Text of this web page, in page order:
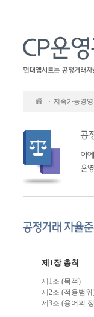
지속가능경영
제1장 총칙
제1조 (목적)
제2조 (적용범위
제3조 (용어의